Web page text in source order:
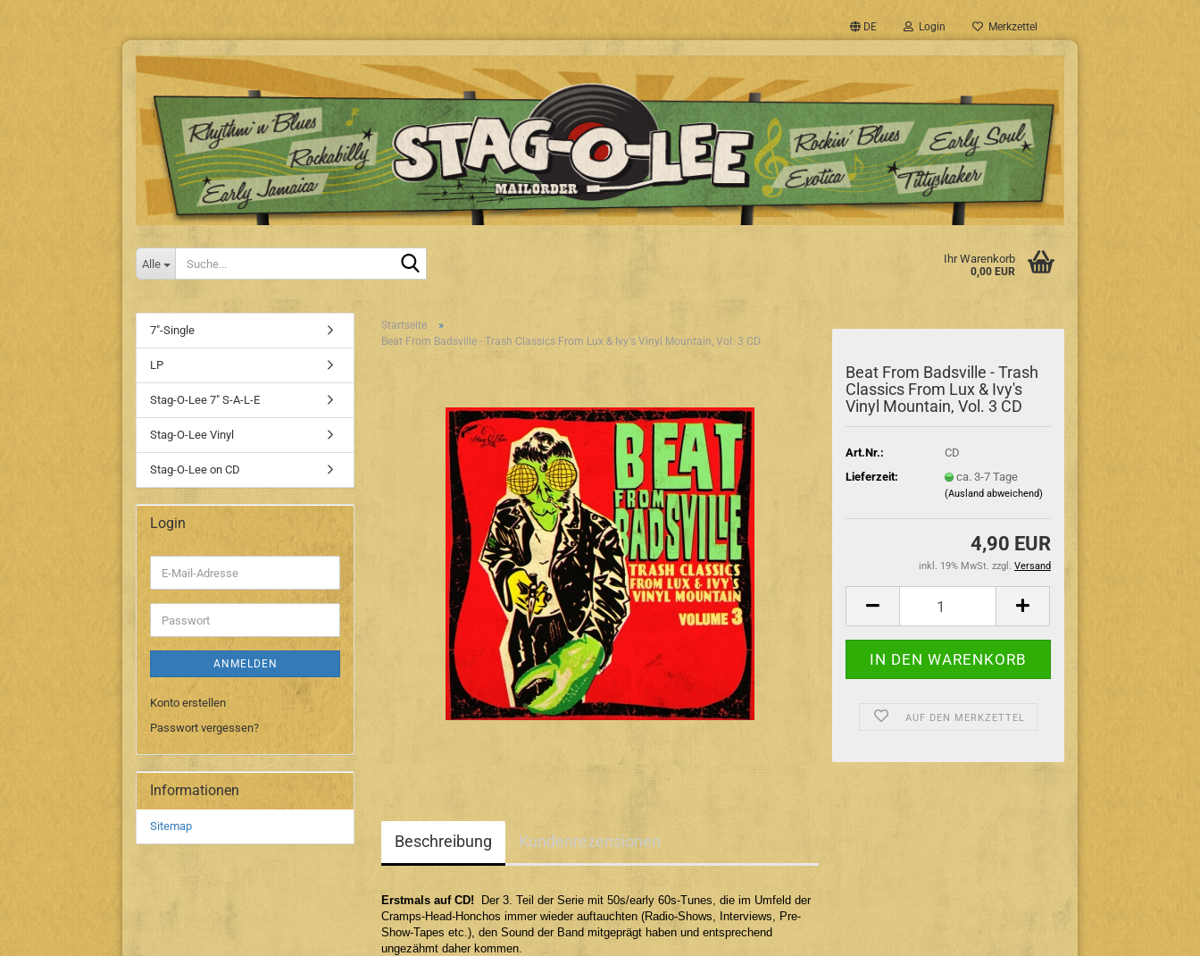
DE Login Merkzettel
Alle Ihr Warenkorb
0,00 EUR
Startseite »
Beat From Badsville - Trash Classics From Lux & Ivy's Vinyl Mountain, Vol. 3 CD
Beat From Badsville - Trash
Classics From Lux & Ivy's
Vinyl Mountain, Vol. 3 CD
Art.Nr.:
CD
Lieferzeit:
ca. 3-7 Tage
(Ausland abweichend)
4,90 EUR
inkl. 19% MwSt. zzgl. Versand
AUF DEN MERKZETTEL
Beschreibung Kundenrezensionen
Erstmals auf CD! Der 3. Teil der Serie mit 50s/early 60s-Tunes, die im Umfeld der
Cramps-Head-Honchos immer wieder auftauchten (Radio-Shows, Interviews, Pre-
Show-Tapes etc.), den Sound der Band mitgeprägt haben und entsprechend
ungezähmt daher kommen.
7"-Single
LP
Stag-O-Lee 7" S-A-L-E
Stag-O-Lee Vinyl
Stag-O-Lee on CD
Login
E-
Mail-
Adresse
Passwort
ANMELDEN
Konto erstellen
Passwort vergessen?
Informationen
Sitemap